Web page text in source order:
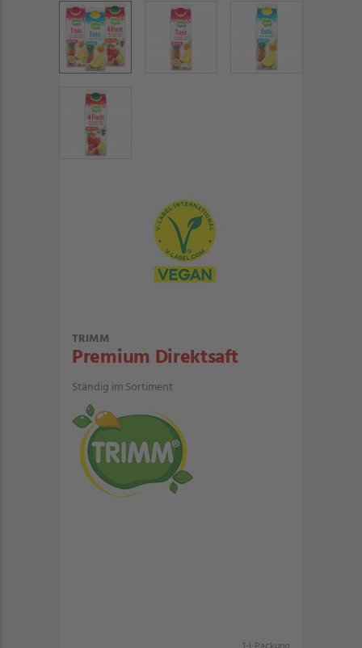
TRIMM
Premium Direktsaft
Ständig im Sortiment